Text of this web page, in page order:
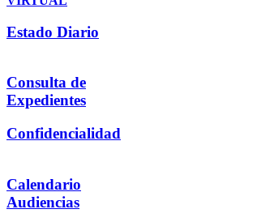
Estado Diario
Consulta de
Expedientes
Confidencialidad
Calendario
Audiencias